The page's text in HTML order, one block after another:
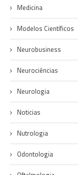
Medicina
Modelos Científicos
Neurobusiness
Neurociências
Neurologia
Noticias
Nutrologia
Odontologia